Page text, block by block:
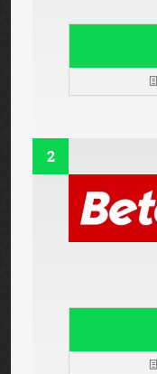
2